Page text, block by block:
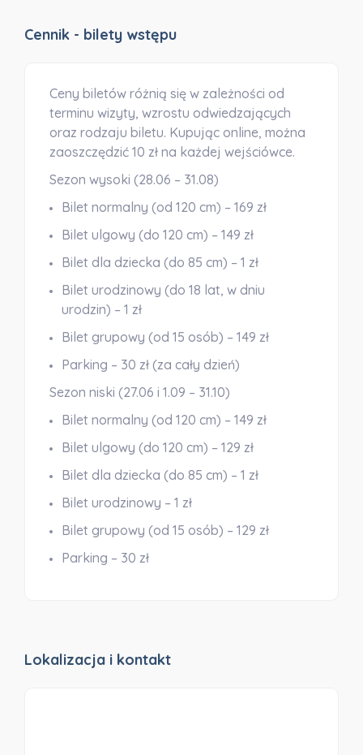
Cennik - bilety wstępu
Ceny biletów różnią się w zależności od
terminu wizyty, wzrostu odwiedzających
oraz rodzaju biletu. Kupując online, można
zaoszczędzić 10 złna każdej wejściówce.
Sezon wysoki (28.06 – 31.08)
Bilet normalny (od 120 cm) – 169 zł
Bilet ulgowy (do 120 cm) – 149 zł
Bilet dla dziecka (do 85 cm) – 1 zł
Bilet urodzinowy (do 18 lat, w dniu
urodzin) – 1 zł
Bilet grupowy (od 15 osób) – 149 zł
Parking – 30 zł (za cały dzień)
Sezon niski (27.06 i 1.09 – 31.10)
Bilet normalny (od 120 cm) – 149 zł
Bilet ulgowy (do 120 cm) – 129 zł
Bilet dla dziecka (do 85 cm) – 1 zł
Bilet urodzinowy – 1 zł
Bilet grupowy (od 15 osób) – 129 zł
Parking – 30 zł
Lokalizacja i kontakt